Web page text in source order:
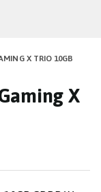
X TRIO 10GB
X